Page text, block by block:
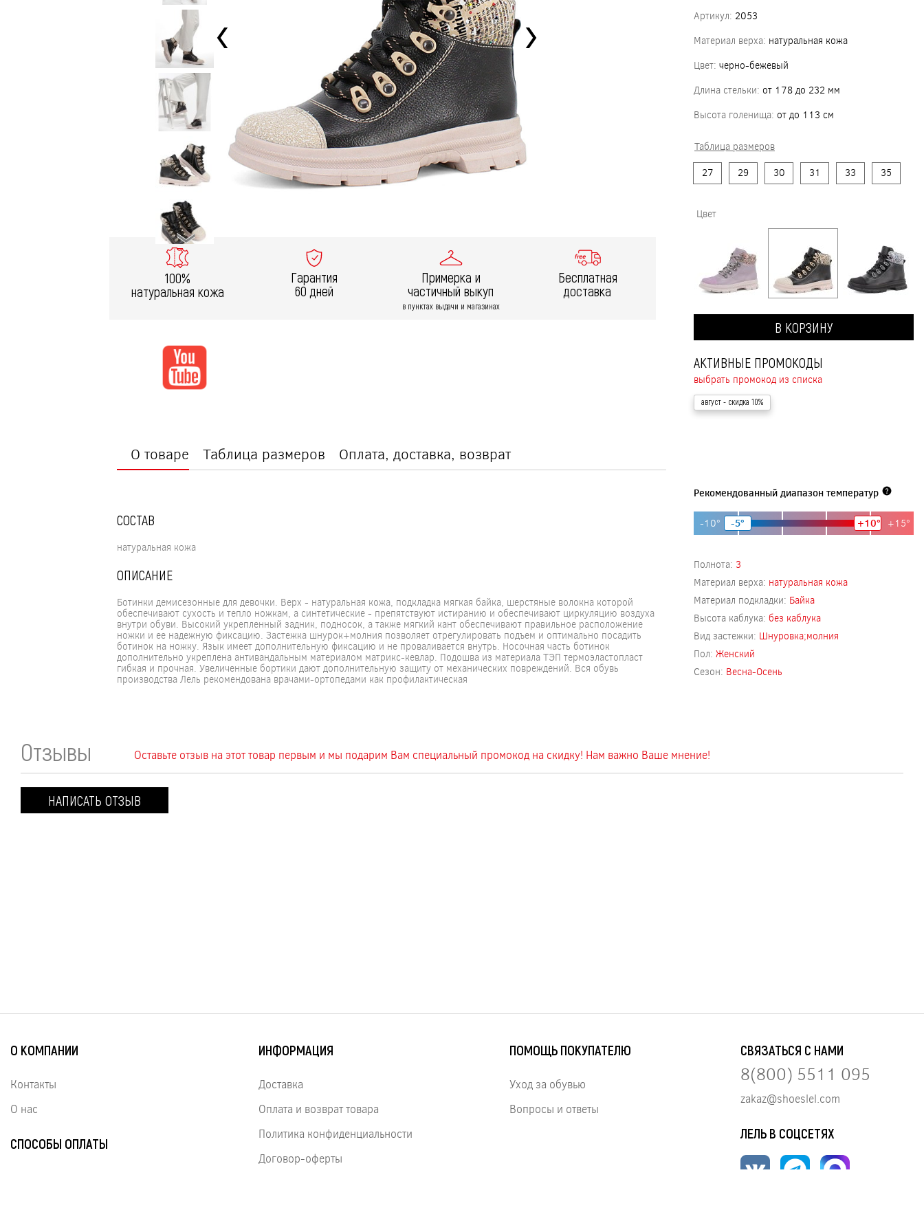
100%
натуральная кожа
Гарантия
60 дней
Примерка и
частичный выкуп
в пунктах выдачи и магазинах
Бесплатная
доставка
Артикул: 2053
Материал верха: натуральная кожа
Цвет: черно-бежевый
Длина стельки: от 178 до 232 мм
Высота голенища: от до 113 см
Таблица размеров
27
29 30 31 33 35
Цвет
В КОРЗИНУ
АКТИВНЫЕ ПРОМОКОДЫ
выбрать промокод из списка
август - скидка 10%
О товаре Таблица размеров Оплата, доставка, возврат
СОСТАВ
натуральная кожа
ОПИСАНИЕ
Ботинки демисезонные для девочки. Верх - натуральная кожа, подкладка мягкая байка, шерстяные волокна которой
обеспечивают сухость и тепло ножкам, а синтетические - препятствуют истиранию и обеспечивают циркуляцию воздуха
внутри обуви. Высокий укрепленный задник, подносок, а также мягкий кант обеспечивают правильное расположение
ножки и ее надежную фиксацию. Застежка шнурок+молния позволяет отрегулировать подъем и оптимально посадить
ботинок на ножку. Язык имеет дополнительную фиксацию и не проваливается внутрь. Носочная часть ботинок
дополнительно укреплена антивандальным материалом матрикс-кевлар. Подошва из материала ТЭП термоэластопласт
гибкая и прочная. Увеличенные бортики дают дополнительную защиту от механических повреждений. Вся обувь
производства Лель рекомендована врачами-ортопедами как профилактическая
Рекомендованный диапазон температур
-10° -5° +10° +15°
Полнота: 3
Материал верха: натуральная кожа
Материал подкладки: Байка
Высота каблука: без каблука
Вид застежки: Шнуровка;молния
Пол: Женский
Сезон: Весна-Осень
Отзывы Оставьте отзыв на этот товар первым и мы подарим Вам специальный промокод на скидку! Нам важно Ваше мнение!
НАПИСАТЬ ОТЗЫВ
О КОМПАНИИ
Контакты
О нас
СПОСОБЫ ОПЛАТЫ
ИНФОРМАЦИЯ
Доставка
Оплата и возврат товара
Политика конфиденциальности
Договор-оферты
ПОМОЩЬ ПОКУПАТЕЛЮ
Уход за обувью
Вопросы и ответы
СВЯЗАТЬСЯ С НАМИ
8(800) 5511 095
zakaz@shoeslel.com
ЛЕЛЬ В СОЦСЕТЯХ